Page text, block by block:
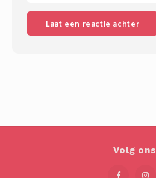
Laat een reactie achter
Volg ons